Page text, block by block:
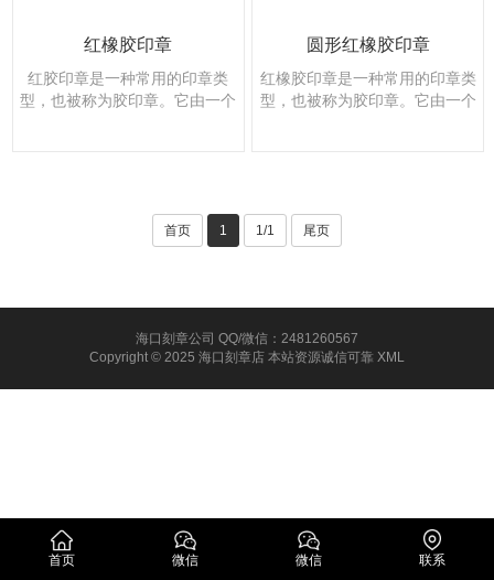
红橡胶印章
红胶印章是一种常用的印章类
型，也被称为胶印章。它由一个
圆形红橡胶印章
红橡胶印章是一种常用的印章类
型，也被称为胶印章。它由一个
首页 1 1/1 尾页
海口刻章公司 QQ/微信：2481260567
Copyright © 2025 海口刻章店 本站资源诚信可靠 XML
首页 微信 微信 联系